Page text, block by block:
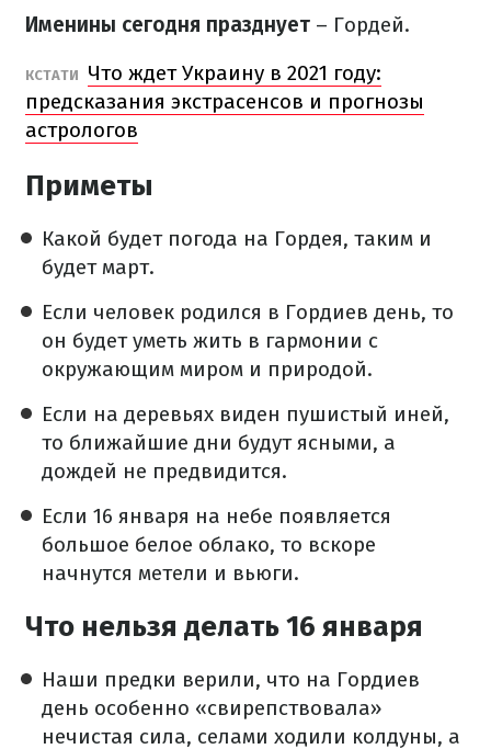
Именины сегодня празднует – Гордей.
КСТАТИ
Что ждет Украину в 2021 году:
предсказания экстрасенсов и прогнозы
астрологов
Приметы
Какой будет погода на Гордея, таким и
будет март.
Если человек родился в Гордиев день, то
он будет уметь жить в гармонии с
окружающим миром и природой.
Если на деревьях виден пушистый иней,
то ближайшие дни будут ясными, а
дождей не предвидится.
Если 16 января на небе появляется
большое белое облако, то вскоре
начнутся метели и вьюги.
Что нельзя делать 16 января
Наши предки верили, что на Гордиев
день особенно «свирепствовала»
нечистая сила, селами ходили колдуны, а